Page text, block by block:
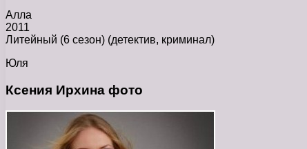
Алла
2011
Литейный (6 сезон) (детектив, криминал)
Юля
Ксения Ирхина фото